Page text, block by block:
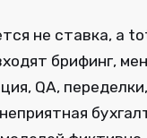
не ставка, а
брифинг,
QA,